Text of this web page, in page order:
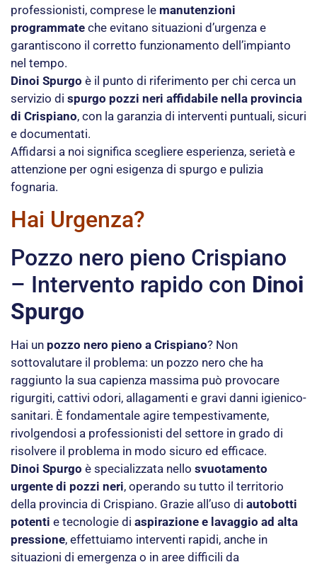
professionisti, comprese le manutenzioni
programmate che evitano situazioni d’urgenza e
garantiscono il corretto funzionamento dell’impianto
nel tempo.
Dinoi Spurgo è il punto di riferimento per chi cerca un
servizio di spurgo pozzi neri affidabile nella provincia
di Crispiano, con la garanzia di interventi puntuali, sicuri
e documentati.
Affidarsi a noi significa scegliere esperienza, serietà e
attenzione per ogni esigenza di spurgo e pulizia
fognaria.
Hai Urgenza?
Pozzo nero pieno Crispiano
– Intervento rapido con Dinoi
Spurgo
Hai un pozzo nero pieno a Crispiano? Non
sottovalutare il problema: un pozzo nero che ha
raggiunto la sua capienza massima può provocare
rigurgiti, cattivi odori, allagamenti e gravi danni igienico-
sanitari. È fondamentale agire tempestivamente,
rivolgendosi a professionisti del settore in grado di
risolvere il problema in modo sicuro ed efficace.
Dinoi Spurgo è specializzata nello svuotamento
urgente di pozzi neri, operando su tutto il territorio
della provincia di Crispiano. Grazie all’uso di autobotti
potenti e tecnologie di aspirazione e lavaggio ad alta
pressione, effettuiamo interventi rapidi, anche in
situazioni di emergenza o in aree difficili da